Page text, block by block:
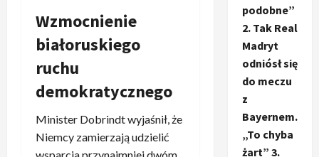
Wzmocnienie
białoruskiego
ruchu
demokratycznego
Minister Dobrindt wyjaśnił, że
Niemcy zamierzają udzielić
podobne”
2. Tak Real
Madryt
odniósł się
do meczu
z
Bayernem.
„To chyba
żart” 3.